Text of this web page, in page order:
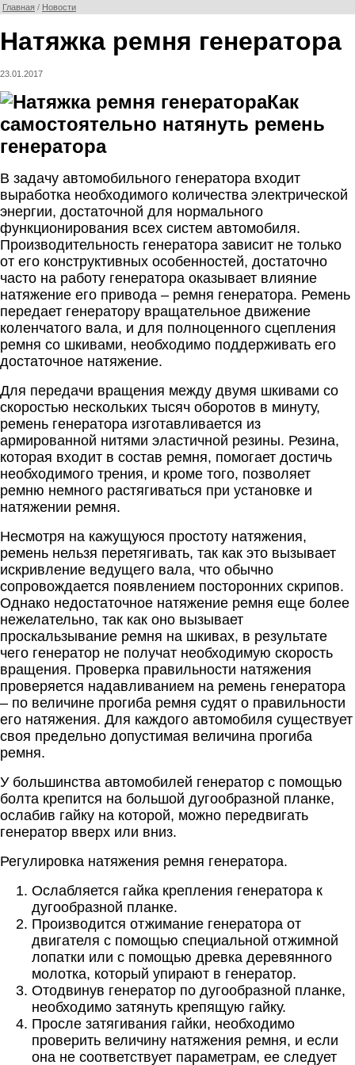
Главная / Новости
Натяжка ремня генератора
23.01.2017
Как
самостоятельно натянуть ремень
генератора
В задачу автомобильного генератора входит
выработка необходимого количества электрической
энергии, достаточной для нормального
функционирования всех систем автомобиля.
Производительность генератора зависит не только
от его конструктивных особенностей, достаточно
часто на работу генератора оказывает влияние
натяжение его привода – ремня генератора. Ремень
передает генератору вращательное движение
коленчатого вала, и для полноценного сцепления
ремня со шкивами, необходимо поддерживать его
достаточное натяжение.
Для передачи вращения между двумя шкивами со
скоростью нескольких тысяч оборотов в минуту,
ремень генератора изготавливается из
армированной нитями эластичной резины. Резина,
которая входит в состав ремня, помогает достичь
необходимого трения, и кроме того, позволяет
ремню немного растягиваться при установке и
натяжении ремня.
Несмотря на кажущуюся простоту натяжения,
ремень нельзя перетягивать, так как это вызывает
искривление ведущего вала, что обычно
сопровождается появлением посторонних скрипов.
Однако недостаточное натяжение ремня еще более
нежелательно, так как оно вызывает
проскальзывание ремня на шкивах, в результате
чего генератор не получат необходимую скорость
вращения. Проверка правильности натяжения
проверяется надавливанием на ремень генератора
– по величине прогиба ремня судят о правильности
его натяжения. Для каждого автомобиля существует
своя предельно допустимая величина прогиба
ремня.
У большинства автомобилей генератор с помощью
болта крепится на большой дугообразной планке,
ослабив гайку на которой, можно передвигать
генератор вверх или вниз.
Регулировка натяжения ремня генератора.
Ослабляется гайка крепления генератора к
дугообразной планке.
Производится отжимание генератора от
двигателя с помощью специальной отжимной
лопатки или с помощью древка деревянного
молотка, который упирают в генератор.
Отодвинув генератор по дугообразной планке,
необходимо затянуть крепящую гайку.
Просле затягивания гайки, необходимо
проверить величину натяжения ремня, и если
она не соответствует параметрам, ее следует